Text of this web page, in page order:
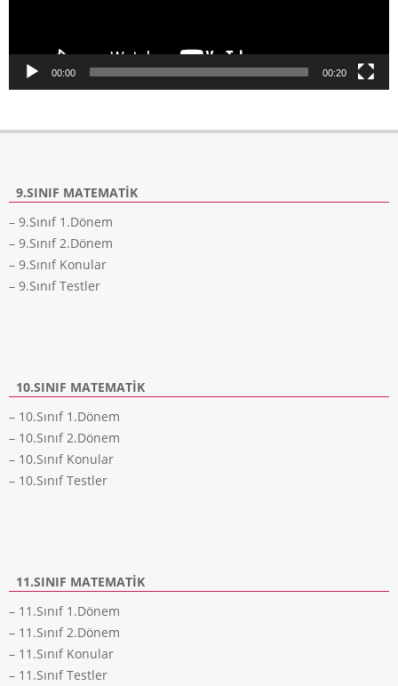
00:00 00:20
9.SINIF MATEMATIK
– 9.Sınıf 1.Dönem
– 9.Sınıf 2.Dönem
– 9.Sınıf Konular
– 9.Sınıf Testler
10.SINIF MATEMATIK
– 10.Sınıf 1.Dönem
– 10.Sınıf 2.Dönem
– 10.Sınıf Konular
– 10.Sınıf Testler
11.SINIF MATEMATIK
– 11.Sınıf 1.Dönem
– 11.Sınıf 2.Dönem
– 11.Sınıf Konular
– 11.Sınıf Testler